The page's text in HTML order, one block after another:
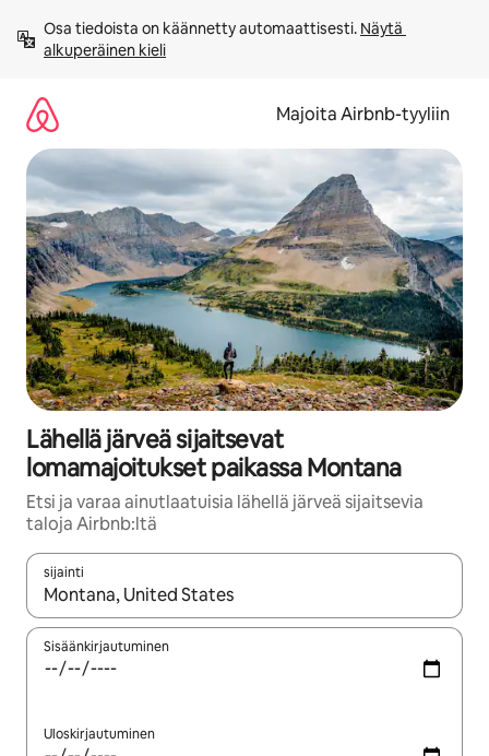
sisältö
väliin
Osa tiedoista on käännetty automaattisesti. Näytä
alkuperäinen kieli
Majoita Airbnb-tyyliin
Lähellä järveä sijaitsevat
lomamajoitukset paikassa Montana
Etsi ja varaa ainutlaatuisia lähellä järveä sijaitsevia
taloja Airbnb:ltä
sijainti
Kun tulokset ovat saatavilla, navigoi ylös- ja alas-
Sisäänkirjautuminen
Uloskirjautuminen